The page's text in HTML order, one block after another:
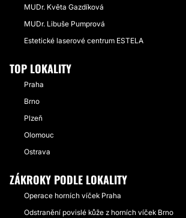
MUDr. Květa Gazdíková
MUDr. Libuše Pumprová
Estetické laserové centrum ESTELA
TOP LOKALITY
Praha
Brno
Plzeň
Olomouc
Ostrava
ZÁKROKY PODLE LOKALITY
Operace horních víček Praha
Odstranění povislé kůže z horních víček Brno